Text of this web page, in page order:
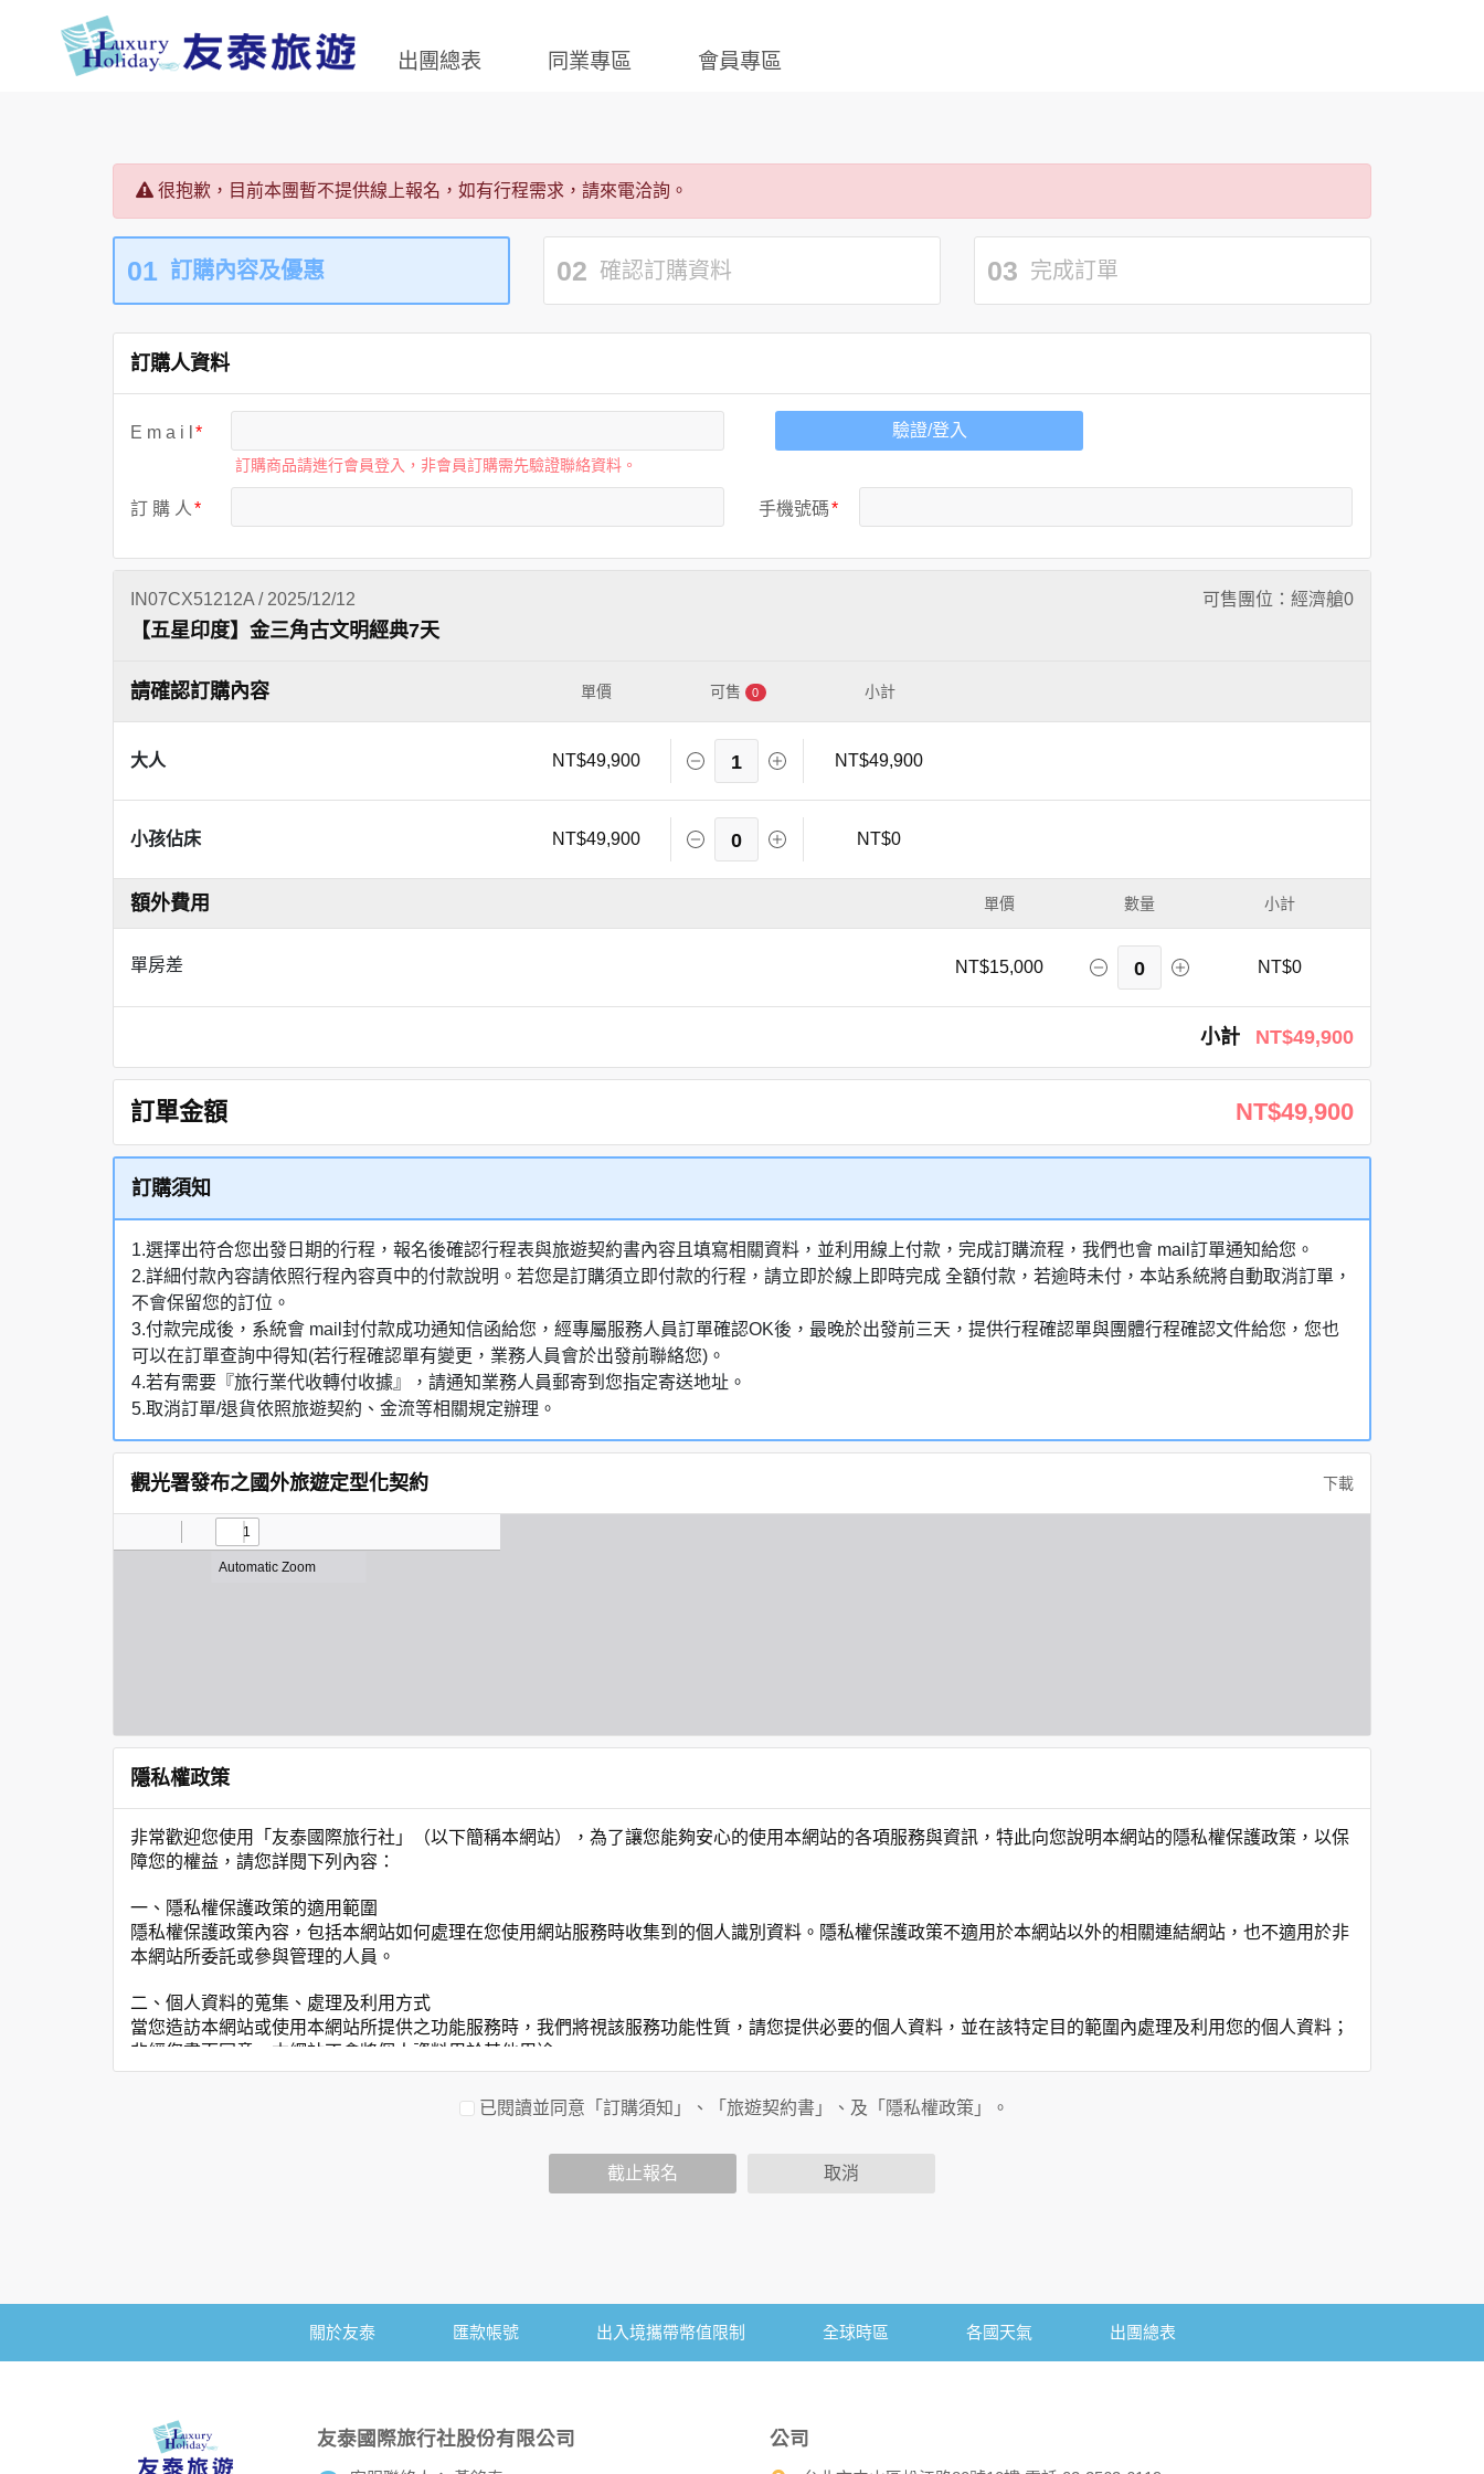
出團總表 同業專區 會員專區
很抱歉，目前本團暫不提供線上報名，如有行程需求，請來電洽詢。
01 訂購內容及優惠 02 確認訂購資料 03 完成訂單
訂購人資料
E m a i l
訂購商品請進行會員登入，非會員訂購需先驗證聯絡資料。
驗證/登入
訂 購 人 手機號碼
IN07CX51212A / 2025/12/12 可售團位：經濟艙0
【五星印度】金三角古文明經典7天
請確認訂購內容 單價 可售 0 小計
大人 NT$49,900 1 NT$49,900
小孩佔床 NT$49,900 0 NT$0
額外費用 單價 數量 小計
單房差 NT$15,000 0 NT$0
小計 NT$49,900
訂單金額 NT$49,900
訂購須知
1.選擇出符合您出發日期的行程，報名後確認行程表與旅遊契約書內容且填寫相關資料，並利用線上付款，完成訂購流程，我們也會 mail訂單通知給您。
2.詳細付款內容請依照行程內容頁中的付款說明。若您是訂購須立即付款的行程，請立即於線上即時完成 全額付款，若逾時未付，本站系統將自動取消訂單，
不會保留您的訂位。
3.付款完成後，系統會 mail封付款成功通知信函給您，經專屬服務人員訂單確認OK後，最晚於出發前三天，提供行程確認單與團體行程確認文件給您，您也
可以在訂單查詢中得知(若行程確認單有變更，業務人員會於出發前聯絡您)。
4.若有需要『旅行業代收轉付收據』，請通知業務人員郵寄到您指定寄送地址。
5.取消訂單/退貨依照旅遊契約、金流等相關規定辦理。
觀光署發布之國外旅遊定型化契約 下載
隱私權政策
非常歡迎您使用「友泰國際旅行社」（以下簡稱本網站），為了讓您能夠安心的使用本網站的各項服務與資訊，特此向您說明本網站的隱私權保護政策，以保
障您的權益，請您詳閱下列內容：
一、隱私權保護政策的適用範圍
隱私權保護政策內容，包括本網站如何處理在您使用網站服務時收集到的個人識別資料。隱私權保護政策不適用於本網站以外的相關連結網站，也不適用於非
本網站所委託或參與管理的人員。
二、個人資料的蒐集、處理及利用方式
當您造訪本網站或使用本網站所提供之功能服務時，我們將視該服務功能性質，請您提供必要的個人資料，並在該特定目的範圍內處理及利用您的個人資料；
非經您書面同意，本網站不會將個人資料用於其他用途。
本網站在您使用服務信箱、問卷調查等互動性功能時，會保留您所提供的姓名、電子郵件地址、聯絡方式及使用時間等。
於一般瀏覽時，伺服器會自行記錄相關行徑，包括您使用連線設備的IP位址、使用時間、使用的瀏覽器、瀏覽及點選資料記錄等，做為我們增進網站服務的參
四、網站對外的相關連結
本網站的網頁提供其他網站的網路連結，您也可經由本網站所提供的連結，點選進入其他網站。但該連結網站不適用本網站的隱私權保護政策，您必須參考該
五、與第三人共用個人資料之政策
本網站絕不會提供、交換、出租或出售任何您的個人資料給其他個人、團體、私人企業或公務機關，但有法律依據或合約義務者，不在此限。
已閱讀並同意「訂購須知」、「旅遊契約書」、及「隱私權政策」。
截止報名 取消
關於友泰 匯款帳號 出入境攜帶幣值限制 全球時區 各國天氣 出團總表
友泰國際旅行社股份有限公司 公司